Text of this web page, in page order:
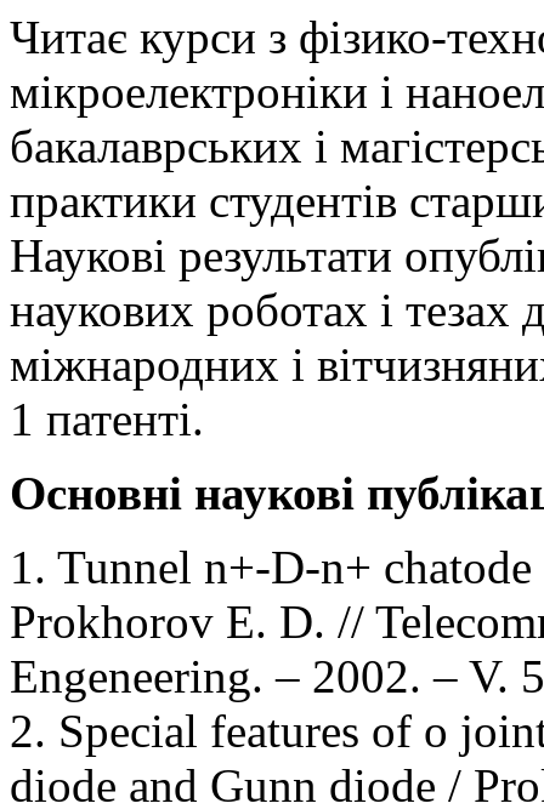
Читає курси з фізико-
мікроелектроніки і
бакалаврських і
практики студентів
Наукові результати
наукових роботах і тезах
міжнародних і
1 патенті.
Основні наукові
1. Tunnel n+-D-n+
Prokhorov E. D. //
Engenееring. – 2002. – V.
2. Special features of o
diode and Gunn diode /